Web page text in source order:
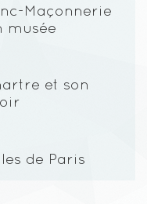
Maçonnerie
musée
et son
de Paris